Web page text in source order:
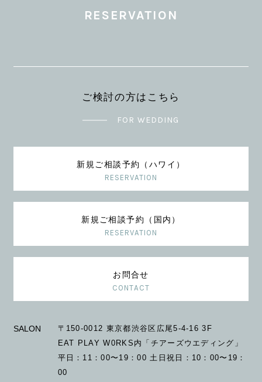
RESERVATION
ご検討の方はこちら
FOR WEDDING
新規ご相談予約（ハワイ）
RESERVATION
新規ご相談予約（国内）
RESERVATION
お問合せ
CONTACT
SALON
〒150-0012 東京都渋谷区広尾5-4-16 3F
EAT PLAY W0RKS内「チアーズウエディング」
平日：11：00〜19：00 土日祝日：10：00〜19：
00